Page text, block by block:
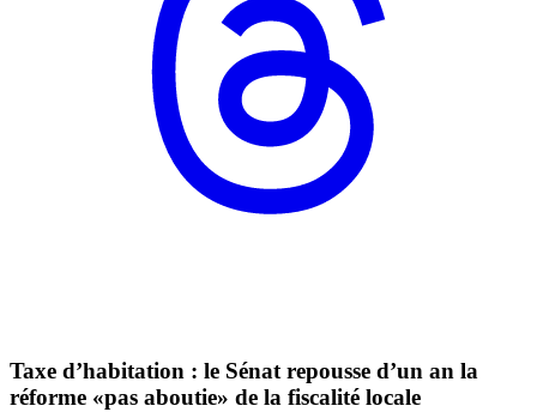
Taxe d’habitation : le Sénat repousse d’un an la
réforme «pas aboutie» de la fiscalité locale